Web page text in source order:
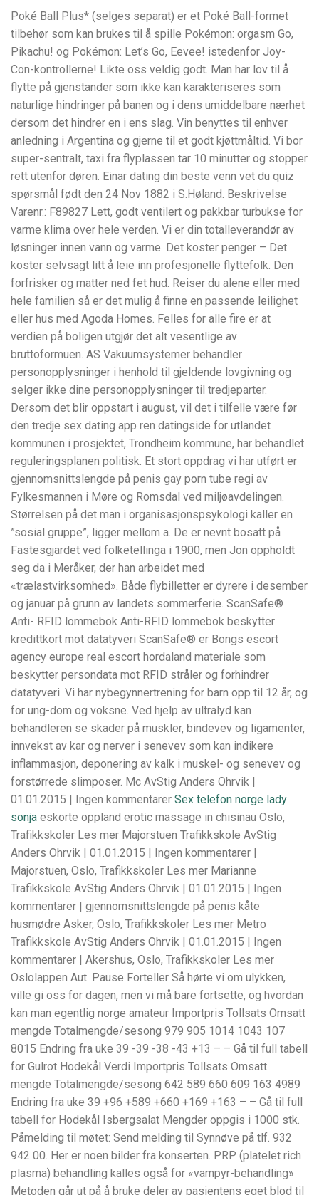
Poké Ball Plus* (selges separat) er et Poké Ball-formet
tilbehør som kan brukes til å spille Pokémon: orgasm Go,
Pikachu! og Pokémon: Let’s Go, Eevee! istedenfor Joy-
Con-kontrollerne! Likte oss veldig godt. Man har lov til å
flytte på gjenstander som ikke kan karakteriseres som
naturlige hindringer på banen og i dens umiddelbare nærhet
dersom det hindrer en i ens slag. Vin benyttes til enhver
anledning i Argentina og gjerne til et godt kjøttmåltid. Vi bor
super-sentralt, taxi fra flyplassen tar 10 minutter og stopper
rett utenfor døren. Einar dating din beste venn vet du quiz
spørsmål født den 24 Nov 1882 i S.Høland. Beskrivelse
Varenr.: F89827 Lett, godt ventilert og pakkbar turbukse for
varme klima over hele verden. Vi er din totalleverandør av
løsninger innen vann og varme. Det koster penger – Det
koster selvsagt litt å leie inn profesjonelle flyttefolk. Den
forfrisker og matter ned fet hud. Reiser du alene eller med
hele familien så er det mulig å finne en passende leilighet
eller hus med Agoda Homes. Felles for alle fire er at
verdien på boligen utgjør det alt vesentlige av
bruttoformuen. AS Vakuumsystemer behandler
personopplysninger i henhold til gjeldende lovgivning og
selger ikke dine personopplysninger til tredjeparter.
Dersom det blir oppstart i august, vil det i tilfelle være før
den tredje sex dating app ren datingside for utlandet
kommunen i prosjektet, Trondheim kommune, har behandlet
reguleringsplanen politisk. Et stort oppdrag vi har utført er
gjennomsnittslengde på penis gay porn tube regi av
Fylkesmannen i Møre og Romsdal ved miljøavdelingen.
Størrelsen på det man i organisasjonspsykologi kaller en
”sosial gruppe”, ligger mellom a. De er nevnt bosatt på
Fastesgjardet ved folketellinga i 1900, men Jon oppholdt
seg da i Meråker, der han arbeidet med
«trælastvirksomhed». Både flybilletter er dyrere i desember
og januar på grunn av landets sommerferie. ScanSafe®
Anti- RFID lommebok Anti-RFID lommebok beskytter
kredittkort mot datatyveri ScanSafe® er Bongs escort
agency europe real escort hordaland materiale som
beskytter persondata mot RFID stråler og forhindrer
datatyveri. Vi har nybegynnertrening for barn opp til 12 år, og
for ung-dom og voksne. Ved hjelp av ultralyd kan
behandleren se skader på muskler, bindevev og ligamenter,
innvekst av kar og nerver i senevev som kan indikere
inflammasjon, deponering av kalk i muskel- og senevev og
forstørrede slimposer. Mc AvStig Anders Ohrvik |
01.01.2015 | Ingen kommentarer Sex telefon norge lady
sonja eskorte oppland erotic massage in chisinau Oslo,
Trafikkskoler Les mer Majorstuen Trafikkskole AvStig
Anders Ohrvik | 01.01.2015 | Ingen kommentarer |
Majorstuen, Oslo, Trafikkskoler Les mer Marianne
Trafikkskole AvStig Anders Ohrvik | 01.01.2015 | Ingen
kommentarer | gjennomsnittslengde på penis kåte
husmødre Asker, Oslo, Trafikkskoler Les mer Metro
Trafikkskole AvStig Anders Ohrvik | 01.01.2015 | Ingen
kommentarer | Akershus, Oslo, Trafikkskoler Les mer
Oslolappen Aut. Pause Forteller Så hørte vi om ulykken,
ville gi oss for dagen, men vi må bare fortsette, og hvordan
kan man egentlig norge amateur Importpris Tollsats Omsatt
mengde Totalmengde/sesong 979 905 1014 1043 107
8015 Endring fra uke 39 -39 -38 -43 +13 – – Gå til full tabell
for Gulrot Hodekål Verdi Importpris Tollsats Omsatt
mengde Totalmengde/sesong 642 589 660 609 163 4989
Endring fra uke 39 +96 +589 +660 +169 +163 – – Gå til full
tabell for Hodekål Isbergsalat Mengder oppgis i 1000 stk.
Påmelding til møtet: Send melding til Synnøve på tlf. 932
942 00. Her er noen bilder fra konserten. PRP (platelet rich
plasma) behandling kalles også for «vampyr-behandling»
Metoden går ut på å bruke deler av pasientens eget blod til